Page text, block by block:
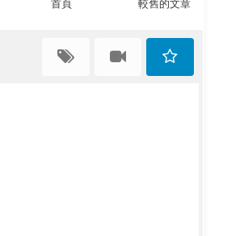
較舊的文章
首頁